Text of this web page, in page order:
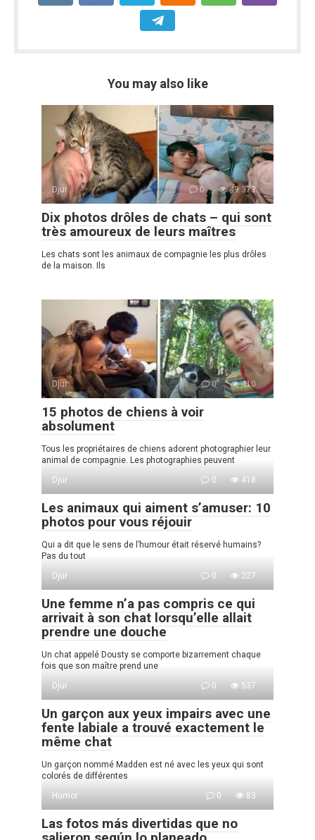
You may also like
Djur 0 49 373
Dix photos drôles de chats – qui sont
très amoureux de leurs maîtres
Les chats sont les animaux de compagnie les plus drôles
de la maison. Ils
Djur 0 410
15 photos de chiens à voir
absolument
Tous les propriétaires de chiens adorent photographier leur
animal de compagnie. Les photographies peuvent
Djur
0 418
Les animaux qui aiment s’amuser: 10
photos pour vous réjouir
Qui a dit que le sens de l’humour était réservé humains?
Pas du tout
Djur
0 227
Une femme n’a pas compris ce qui
arrivait à son chat lorsqu’elle allait
prendre une douche
Un chat appelé Dousty se comporte bizarrement chaque
fois que son maître prend une
Djur
0 537
Un garçon aux yeux impairs avec une
fente labiale a trouvé exactement le
même chat
Un garçon nommé Madden est né avec les yeux qui sont
colorés de différentes
Humor
0 83
Las fotos más divertidas que no